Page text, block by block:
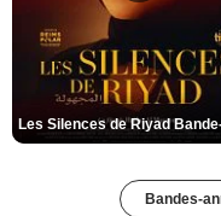
Bandes-